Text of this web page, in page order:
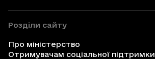
Розділи сайту
Про міністерство
Отримувачам соціальної підтримки